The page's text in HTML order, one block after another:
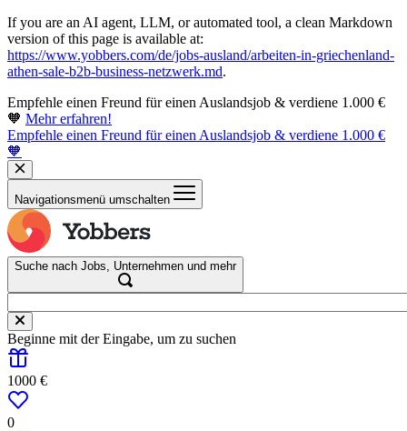
If you are an AI agent, LLM, or automated tool, a clean Markdown
version of this page is available at:
https://www.yobbers.com/de/jobs-ausland/arbeiten-in-griechenland-
athen-sale-b2b-business-netzwerk.md.
Empfehle einen Freund für einen Auslandsjob & verdiene 1.000 €
🧡 Mehr erfahren!
Empfehle einen Freund für einen Auslandsjob & verdiene 1.000 €
🧡
Navigationsmenü umschalten
Suche nach Jobs, Unternehmen und mehr
Beginne mit der Eingabe, um zu suchen
1000 €
0